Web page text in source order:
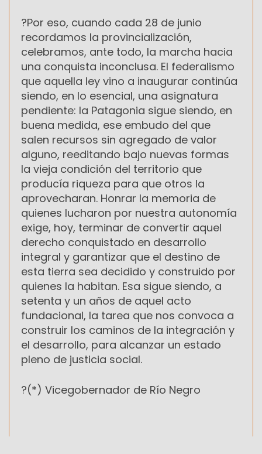
?Por eso, cuando cada 28 de junio
recordamos la provincialización,
celebramos, ante todo, la marcha hacia
una conquista inconclusa. El federalismo
que aquella ley vino a inaugurar continúa
siendo, en lo esencial, una asignatura
pendiente: la Patagonia sigue siendo, en
buena medida, ese embudo del que
salen recursos sin agregado de valor
alguno, reeditando bajo nuevas formas
la vieja condición del territorio que
producía riqueza para que otros la
aprovecharan. Honrar la memoria de
quienes lucharon por nuestra autonomía
exige, hoy, terminar de convertir aquel
derecho conquistado en desarrollo
integral y garantizar que el destino de
esta tierra sea decidido y construido por
quienes la habitan. Esa sigue siendo, a
setenta y un años de aquel acto
fundacional, la tarea que nos convoca a
construir los caminos de la integración y
el desarrollo, para alcanzar un estado
pleno de justicia social.
?(*) Vicegobernador de Río Negro